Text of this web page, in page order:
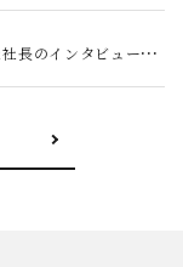
WEBメディア『日本全国お取り寄せ手帖』に弊社社長のインタビュー記事が掲載されました。